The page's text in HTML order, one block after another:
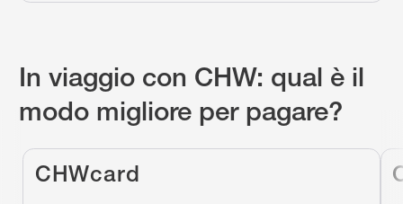
In viaggio con CHW: qual è il
modo migliore per pagare?
CHWcard